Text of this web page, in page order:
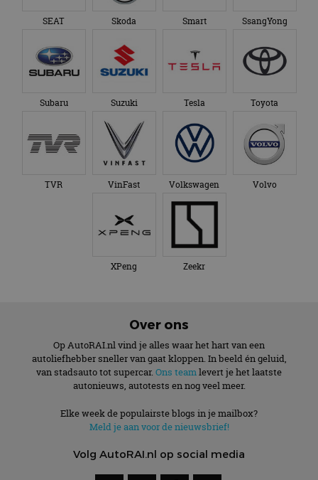
SEAT Skoda Smart SsangYong
Subaru Suzuki Tesla Toyota
TVR VinFast Volkswagen Volvo
XPeng Zeekr
Over ons
Op AutoRAI.nl vind je alles waar het hart van een
autoliefhebber sneller van gaat kloppen. In beeld én geluid,
van stadsauto tot supercar. Ons teamlevert je het laatste
autonieuws, autotests en nog veel meer.
Elke week de populairste blogs in je mailbox?
Meld je aan voor de nieuwsbrief!
Volg AutoRAI.nl op social media